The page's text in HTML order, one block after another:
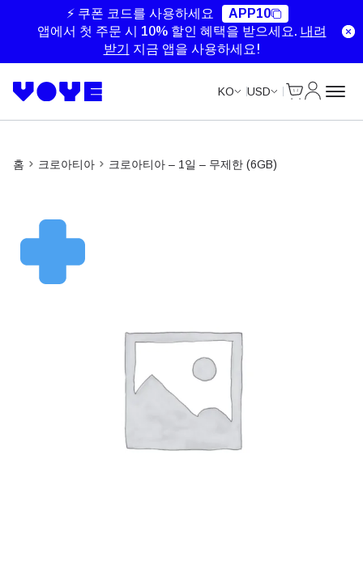
⚡ 쿠폰 코드를 사용하세요
APP10
앱에서 첫 주문 시 10% 할인 혜택을 받으세요. 내려
받기
지금 앱을 사용하세요!
KO USD
홈 크로아티아 크로아티아 – 1일 – 무제한 (6GB)
Unlimited Data
Unlimited Data
Unlimited Data
Unlimited Data